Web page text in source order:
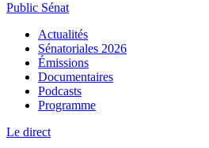
Public Sénat
Actualités
Sénatoriales 2026
Émissions
Documentaires
Podcasts
Programme
Le direct